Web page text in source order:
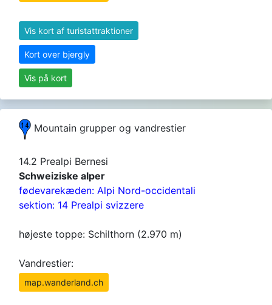
Vis kort af turistattraktioner
Kort over bjergly
Vis på kort
Mountain grupper og vandrestier
14.2 Prealpi Bernesi
Schweiziske alper
fødevarekæden: Alpi Nord-occidentali
sektion: 14 Prealpi svizzere
højeste toppe: Schilthorn (2.970 m)
Vandrestier:
map.wanderland.ch